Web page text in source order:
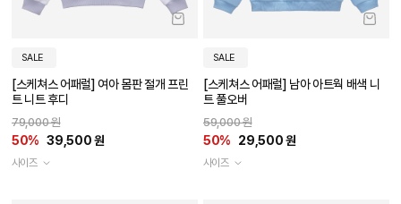
SALE
[스케쳐스 어패럴] 여아 몸판 절개 프린
트 니트 후디
79,000 원
50% 39,500 원
사이즈
SALE
[스케쳐스 어패럴] 남아 아트웍 배색 니
트 풀오버
59,000 원
50% 29,500 원
사이즈